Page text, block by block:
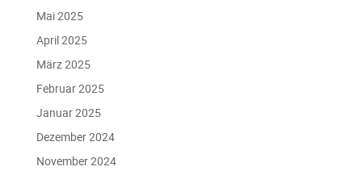
Mai 2025
April 2025
März 2025
Februar 2025
Januar 2025
Dezember 2024
November 2024